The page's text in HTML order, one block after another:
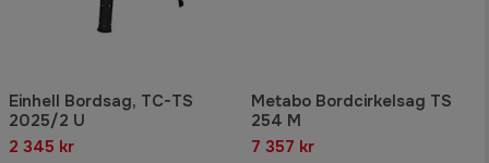
Einhell Bordsag, TC-TS
2025/2 U
2 345 kr
Metabo Bordcirkelsag TS
254 M
7 357 kr